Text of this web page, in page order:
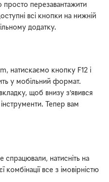
просто перезавантажити
всі кнопки на нижній
додатку.
натискаємо кнопку F12 і
у мобільний формат.
щоб внизу з’явився
Тепер вам
натисніть на
комбінації все з імовірністю